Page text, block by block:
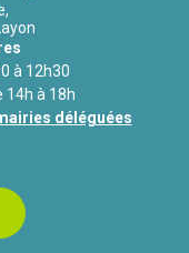
à 12h30
14h à 18h
déléguées